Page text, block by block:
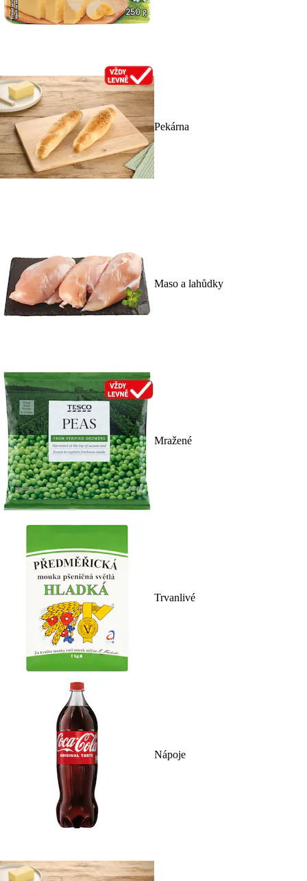
Pekárna
Maso a lahůdky
Mražené
Trvanlivé
Nápoje